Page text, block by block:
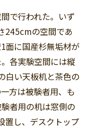
で行われた。いず
の空間であ
面に国産杉無垢材が
各実験空間には縦
い天板机と茶色の
方は被験者用、も
者用の机は窓側の
置し、デスクトップ